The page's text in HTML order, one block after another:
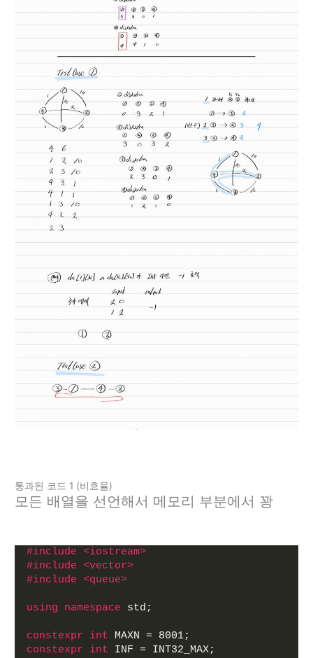
통과된 코드 1 (비효율)
모든 배열을 선언해서 메모리 부분에서 꽝
#include <iostream>
#include <vector>
#include <queue>
using namespace std;
constexpr int MAXN = 8001;
constexpr
int INF = INT32_MAX;